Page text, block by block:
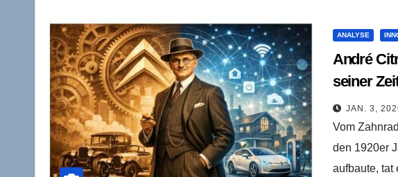
ANALYSE
André
seiner
warJAN. 3,
Vom
den 1920er
aufbaute, tat